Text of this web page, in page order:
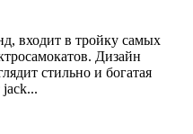
входит в тройку самых
Дизайн
стильно и богатая
jack...